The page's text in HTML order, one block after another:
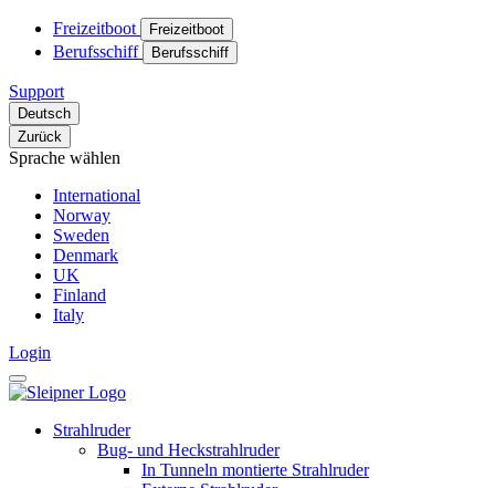
Freizeitboot Freizeitboot
Berufsschiff Berufsschiff
Support
Deutsch
Zurück
Sprache wählen
International
Norway
Sweden
Denmark
UK
Finland
Italy
Login
Strahlruder
Bug- und Heckstrahlruder
In Tunneln montierte Strahlruder